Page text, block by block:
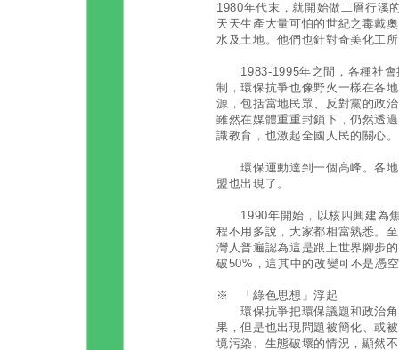
1980年代末，就開始做二層行溪
天天生產大量可怕的世紀之毒戴
水及土地。他們也針對奇美化工
1983-1995年之間，各種社會
制，環保抗爭也像野火一樣在各
源，包括當地民眾、反對黨的政
雖然在媒體重重封鎖下，仍然透
識教育，也激起全國人民的關心
環保運動達到一個高峰。各地
盟也出現了。
1990年開始，以核四興建為焦
程不用多說，大家都相當熟悉。
灣人普遍認為這是跟上世界腳步
破50%，這其中的改變可不是憑
※ 「綠色思想」浮起
環保抗爭把環保議題和政治角
果，但是也出現問題被簡化、或
境污染、生態破壞的情況，顯然